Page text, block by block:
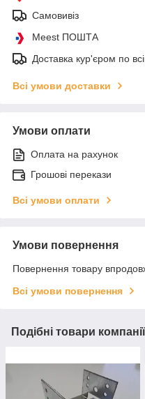
Самовивіз
Meest ПОШТА
Доставка кур'єром по
Всі умови доставки
Умови оплати
Оплата на рахунок
Грошові перекази
Всі умови оплати
Умови повернення
Повернення товару
Всі умови повернення
Подібні товари компанії